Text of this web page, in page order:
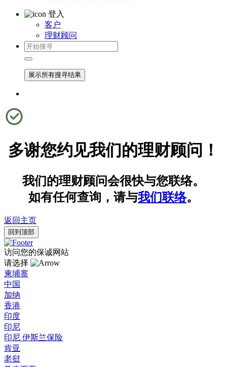
登入
客户
理财顾问
展示所有搜寻结果
多谢您约见我们的理财顾问！
我们的理财顾问会很快与您联络。
如有任何查询，请与我们联络。
返回主页
回到顶部
访问您的保诚网站
请选择
柬埔寨
中国
加纳
香港
印度
印尼
印尼 伊斯兰保险
肯亚
老挝